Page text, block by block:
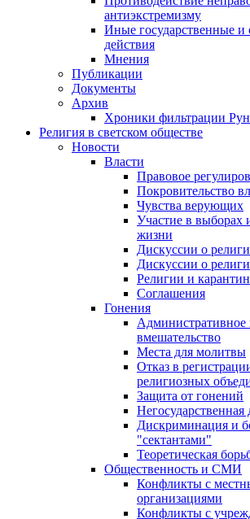
антиэкстремизму
Иные государственные и
действия
Мнения
Публикации
Документы
Архив
Хроники фильтрации
Религия в светском обществе
Новости
Власти
Правовое
Покровительство
Чувства верующих
Участие в выборах
жизни
Дискуссии о
Дискуссии о
Религии и карантин
Соглашения
Гонения
Административное
вмешательство
Места для молитвы
Отказ в
религиозных
Защита от гонений
Дискриминация и
"сектантами"
Теоретическая
Общественность и СМИ
Конфликты с
организациями
Конфликты с